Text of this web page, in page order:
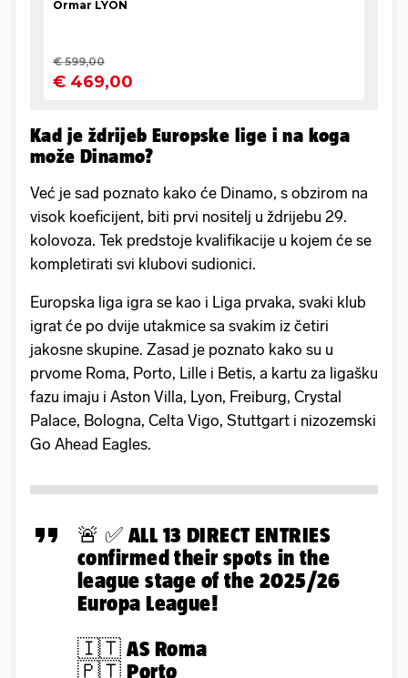
Kad je ždrijeb Europske lige i na koga
može Dinamo?
Već je sad poznato kako će Dinamo, s obzirom na
visok koeficijent, biti prvi nositelj u ždrijebu 29.
kolovoza. Tek predstoje kvalifikacije u kojem će se
kompletirati svi klubovi sudionici.
Europska liga igra se kao i Liga prvaka, svaki klub
igrat će po dvije utakmice sa svakim iz četiri
jakosne skupine. Zasad je poznato kako su u
prvome Roma, Porto, Lille i Betis, a kartu za ligašku
fazu imaju i Aston Villa, Lyon, Freiburg, Crystal
Palace, Bologna, Celta Vigo, Stuttgart i nizozemski
Go Ahead Eagles.
🚨 ✅ ALL 13 DIRECT ENTRIES
confirmed their spots in the
league stage of the 2025/26
Europa League!
🇮🇹 AS Roma
🇵🇹 Porto